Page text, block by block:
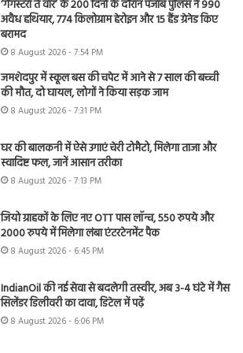
‘गैंगस्टरां ते वार’ के 200 दिनों के दौरान पंजाब पुलिस ने 990
अवैध हथियार, 774 किलोग्राम हेरोइन और 15 हैंड ग्रेनेड किए
बरामद
8 August 2026 - 7:54 PM
जमशेदपुर में स्कूल बस की चपेट में आने से 7 साल की बच्ची
की मौत, दो घायल, लोगों ने किया सड़क जाम
8 August 2026 - 7:31 PM
घर की बालकनी में ऐसे उगाएं चेरी टोमैटो, मिलेगा ताजा और
स्वादिष्ट फल, जानें आसान तरीका
8 August 2026 - 7:13 PM
जियो ग्राहकों के लिए नए OTT पास लॉन्च, 550 रुपये और
2000 रुपये में मिलेगा लंबा एंटरटेनमेंट पैक
8 August 2026 - 6:45 PM
IndianOil की नई सेवा से बदलेगी तस्वीर, अब 3-4 घंटे में गैस
सिलेंडर डिलीवरी का दावा, डिटेल में पढ़ें
8 August 2026 - 6:06 PM